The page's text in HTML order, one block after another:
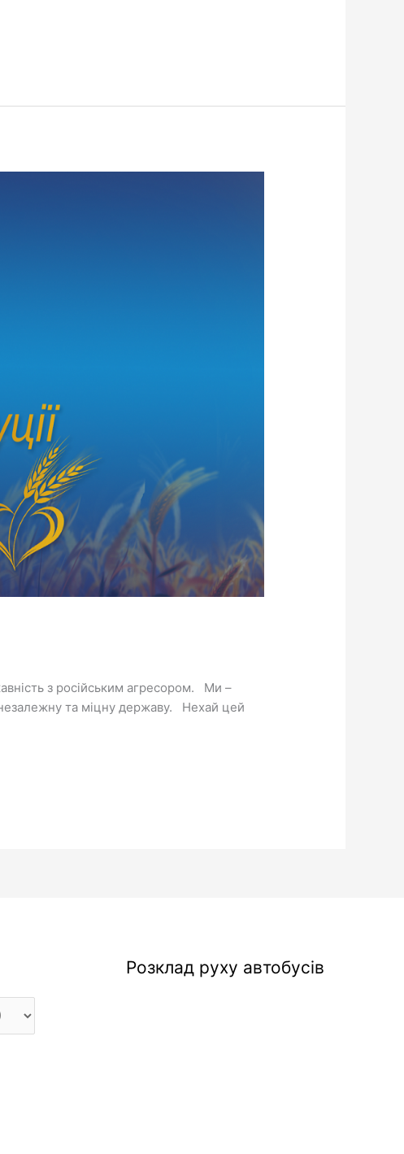
з російським агресором. Ми –
та міцну державу. Нехай цей
Розклад руху автобусів